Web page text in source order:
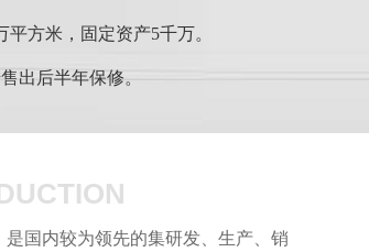
方米，固定资产5千万。
出后半年保修。
国内较为领先的集研发、生产、销